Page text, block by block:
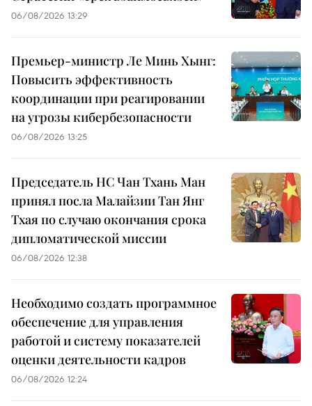
06/08/2026 13:29
Премьер-министр Ле Минь Хынг:
Повысить эффективность
координации при реагировании
на угрозы кибербезопасности
06/08/2026 13:25
Председатель НС Чан Тхань Ман
принял посла Малайзии Тан Янг
Тхая по случаю окончания срока
дипломатической миссии
06/08/2026 12:38
Необходимо создать программное
обеспечение для управления
работой и систему показателей
оценки деятельности кадров
06/08/2026 12:24